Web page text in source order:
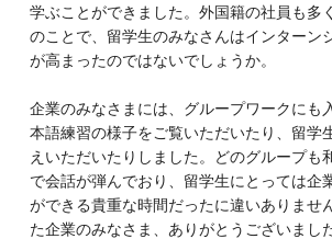
学ぶことができました。外国籍の社員も多
のことで、留学生のみなさんはインターン
が高まったのではないでしょうか。
企業のみなさまには、グループワークにも
本語練習の様子をご覧いただいたり、留学
えいただいたりしました。どのグループも
で会話が弾んでおり、留学生にとっては企
ができる貴重な時間だったに違いありませ
た企業のみなさま、ありがとうございました